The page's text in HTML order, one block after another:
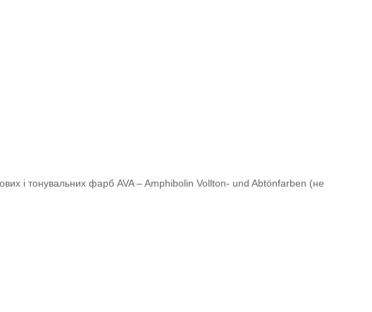
і тонувальних фарб AVA – Amphibolin Vollton- und Abtönfarben (не